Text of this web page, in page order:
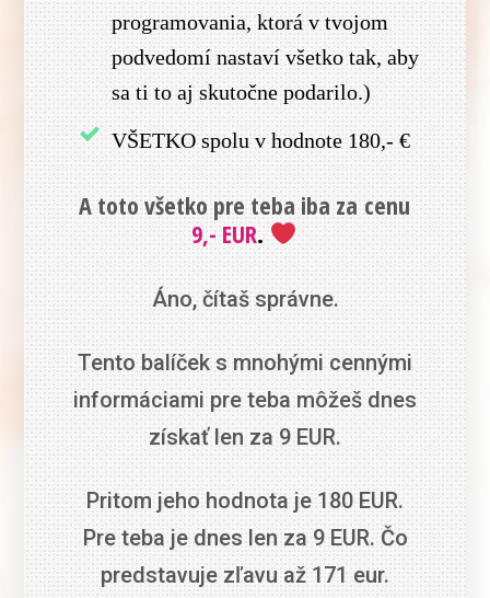
programovania, ktorá v tvojom
podvedomí nastaví všetko tak, aby
sa ti to aj skutočne podarilo.)
VŠETKO spolu v hodnote 180,- €
A toto všetko pre teba iba za cenu
9,- EUR.
Áno, čítaš správne.
Tento balíček s mnohými cennými
informáciami pre teba môžeš dnes
získať len za 9 EUR.
Pritom jeho hodnota je 180 EUR.
Pre teba je dnes len za 9 EUR. Čo
predstavuje zľavu až 171 eur.